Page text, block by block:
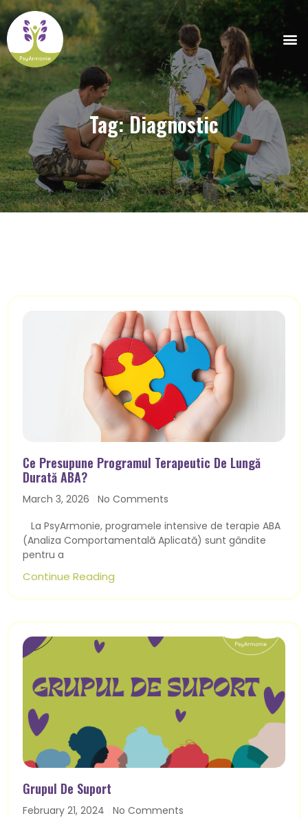
Tag: Diagnostic
Ce Presupune Programul Terapeutic De Lungă
Durată ABA?
March 3, 2026
No Comments
La PsyArmonie, programele intensive de terapie ABA
(Analiza Comportamentală Aplicată) sunt gândite
pentru a
Continue Reading
Grupul De Suport
February 21, 2024
No Comments